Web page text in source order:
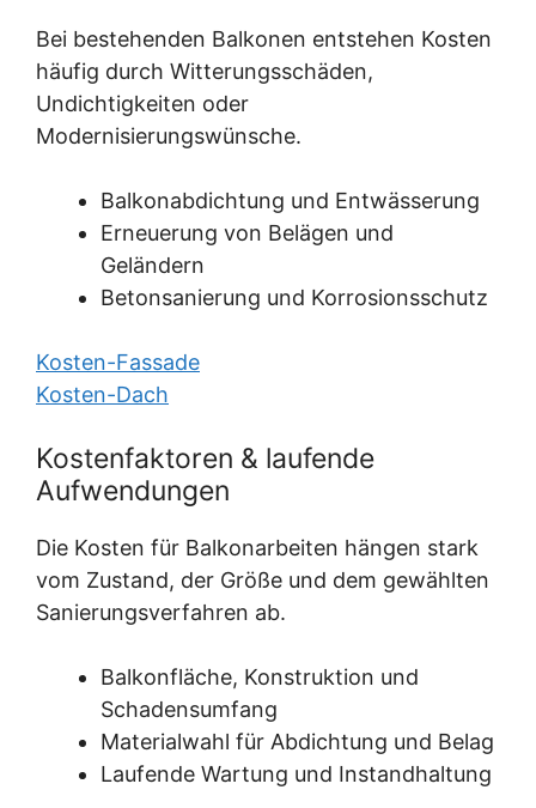
Bei bestehenden Balkonen entstehen Kosten
häufig durch Witterungsschäden,
Undichtigkeiten oder
Modernisierungswünsche.
Balkonabdichtung und Entwässerung
Erneuerung von Belägen und
Geländern
Betonsanierung und Korrosionsschutz
Kosten-Fassade
Kosten-Dach
Kostenfaktoren & laufende
Aufwendungen
Die Kosten für Balkonarbeiten hängen stark
vom Zustand, der Größe und dem gewählten
Sanierungsverfahren ab.
Balkonfläche, Konstruktion und
Schadensumfang
Materialwahl für Abdichtung und Belag
Laufende Wartung und Instandhaltung